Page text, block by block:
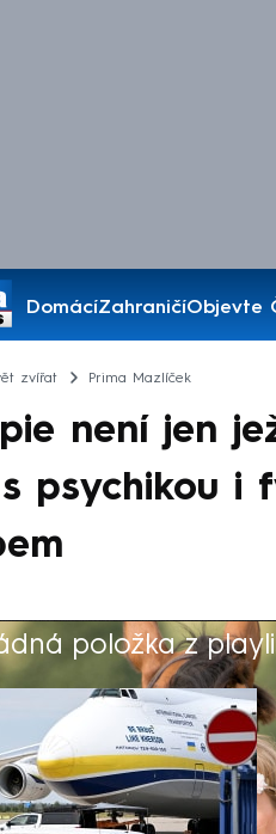
DomácíZahraničíObjevte
Pořady
zvířat Prima Mazlíček
není jen
psychikou i
položka z